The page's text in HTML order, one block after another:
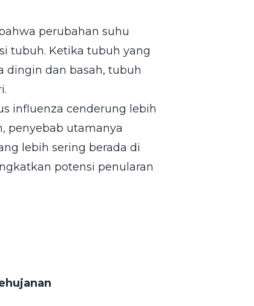
perubahan suhu
tubuh. Ketika tubuh yang
dingin dan basah, tubuh
influenza cenderung lebih
penyebab utamanya
lebih sering berada di
potensi penularan